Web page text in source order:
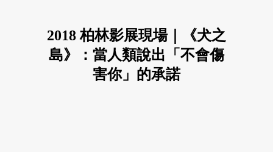
2018 柏林影展現場｜《犬之
島》：當人類說出「不會傷
害你」的承諾